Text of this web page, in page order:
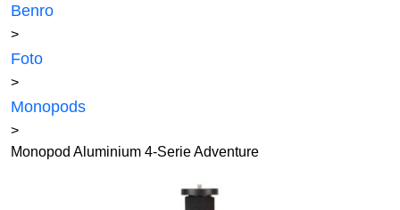
Benro
>
Foto
>
Monopods
>
Monopod Aluminium 4-Serie Adventure